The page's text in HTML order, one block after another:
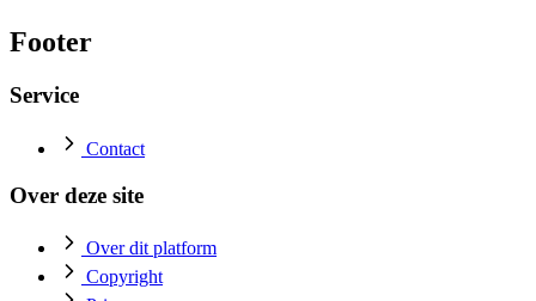
Footer
Service
Contact
Over deze site
Over dit platform
Copyright